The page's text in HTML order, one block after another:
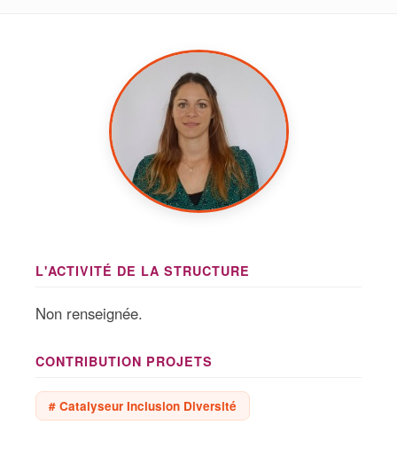
L'ACTIVITÉ DE LA STRUCTURE
Non renseignée.
CONTRIBUTION PROJETS
# Catalyseur Inclusion Diversité